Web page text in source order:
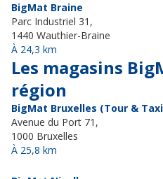
BigMat Braine
Parc Industriel 31,
1440 Wauthier-Braine
À 24,3 km
Les magasins
région
BigMat Bruxelles (Tour &
Avenue du Port 71,
1000 Bruxelles
À 25,8 km